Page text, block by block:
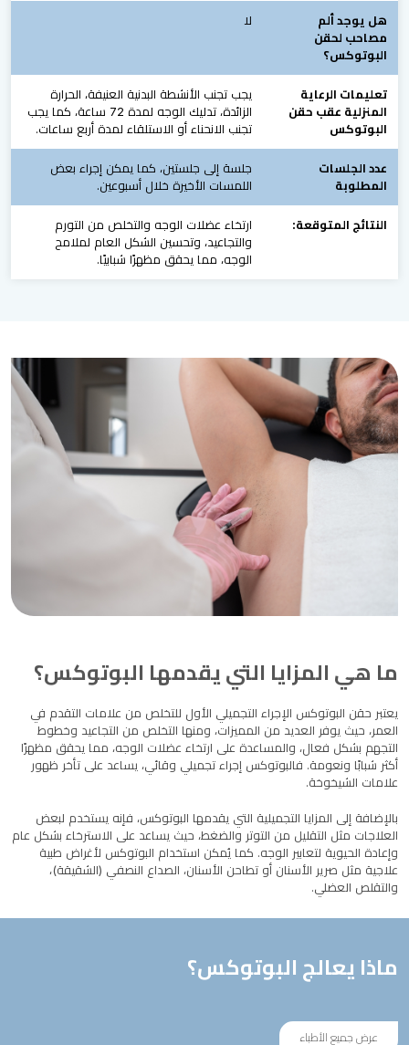
هل يوجد ألم
مصاحب لحقن
البوتوكس؟
لا
تعليمات الرعاية
المنزلية عقب حقن
البوتوكس
يجب تجنب الأنشطة البدنية العنيفة، الحرارة
الزائدة، تدليك الوجه لمدة 72 ساعة، كما يجب
تجنب الانحناء أو الاستلقاء لمدة أربع ساعات.
عدد الجلسات
المطلوبة
جلسة إلى جلستين، كما يمكن إجراء بعض
اللمسات الأخيرة خلال أسبوعين.
النتائج المتوقعة:
ارتخاء عضلات الوجه والتخلص من التورم
والتجاعيد، وتحسين الشكل العام لملامح
الوجه، مما يحقق مظهرًا شبابيًا.
ما هي المزايا التي يقدمها البوتوكس؟
يعتبر حقن البوتوكس الإجراء التجميلي الأول للتخلص من علامات التقدم في
العمر، حيث يوفر العديد من المميزات، ومنها التخلص من التجاعيد وخطوط
التجهم بشكل فعال، والمساعدة على ارتخاء عضلات الوجه، مما يحقق مظهرًا
أكثر شبابًا ونعومة. فالبوتوكس إجراء تجميلي وقائي، يساعد على تأخر ظهور
علامات الشيخوخة.
بالإضافة إلى المزايا التجميلية التي يقدمها البوتوكس، فإنه يستخدم لبعض
العلاجات مثل التقليل من التوتر والضغط، حيث يساعد على الاسترخاء بشكل عام
وإعادة الحيوية لتعابير الوجه. كما يُمكن استخدام البوتوكس لأغراض طبية
علاجية مثل صرير الأسنان أو تطاحن الأسنان، الصداع النصفي (الشقيقة)،
والتقلص العضلي.
ماذا يعالج البوتوكس؟
عرض جميع الأطباء